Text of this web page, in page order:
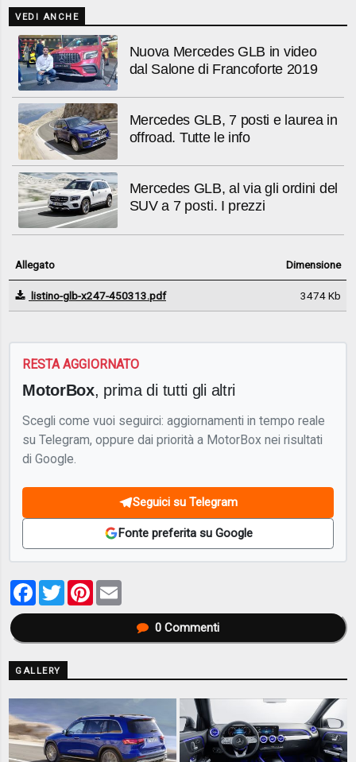
VEDI ANCHE
Nuova Mercedes GLB in video
dal Salone di Francoforte 2019
Mercedes GLB, 7 posti e laurea in
offroad. Tutte le info
Mercedes GLB, al via gli ordini del
SUV a 7 posti. I prezzi
Allegato Dimensione
listino-glb-x247-450313.pdf 3474 Kb
RESTA AGGIORNATO
MotorBox, prima di tutti gli altri
Scegli come vuoi seguirci: aggiornamenti in tempo reale
su Telegram, oppure dai priorità a MotorBox nei risultati
di Google.
Seguici su Telegram
Fonte preferita su Google
Facebook
TwitterPinterest
0Commenti
GALLERY